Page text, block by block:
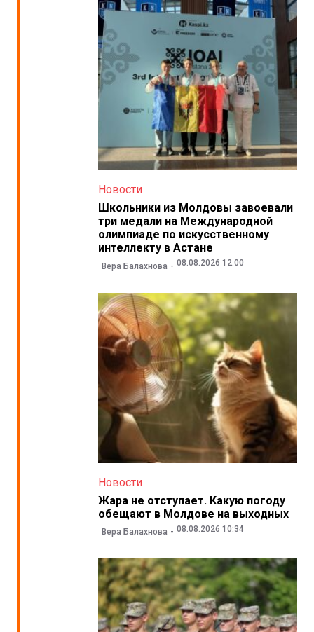
Новости
Школьники из Молдовы завоевали
три медали на Международной
олимпиаде по искусственному
интеллекту в Астане
Вера Балахнова 08.08.2026 12:00
Новости
Жара не отступает. Какую погоду
обещают в Молдове на выходных
Вера Балахнова 08.08.2026 10:34